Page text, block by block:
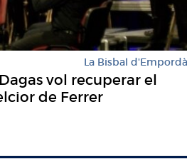
La Bisbal d'Empordà
vol recuperar el
de Ferrer